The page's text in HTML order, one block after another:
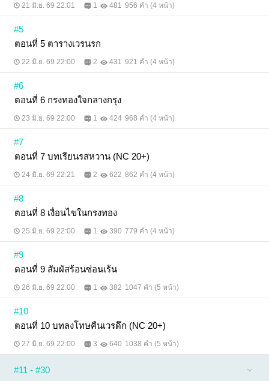
21 มิ.ย. 69 22:01 1 481 956 คำ (4 หน้า)
#5
ตอนที่ 5 ตารางเวรนรก
22 มิ.ย. 69 22:00 2 431 921 คำ (4 หน้า)
#6
ตอนที่ 6 กรงทองใจกลางกรุง
23 มิ.ย. 69 22:00 1 424 968 คำ (4 หน้า)
#7
ตอนที่ 7 บทเรียนรสหวาน (NC 20+)
24 มิ.ย. 69 22:21 2 622 862 คำ (4 หน้า)
#8
ตอนที่ 8 เงื่อนไขในกรงทอง
25 มิ.ย. 69 22:00 1 390 779 คำ (4 หน้า)
#9
ตอนที่ 9 สัมผัสร้อนซ่อนเร้น
26 มิ.ย. 69 22:00 1 382 1047 คำ (5 หน้า)
#10
ตอนที่ 10 บทลงโทษคืนเวรดึก (NC 20+)
27 มิ.ย. 69 22:00 3 640 1038 คำ (5 หน้า)
#11 - #30